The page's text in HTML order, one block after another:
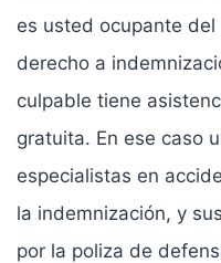
es usted ocupante
derecho a
culpable tiene
gratuita. En ese caso
especialistas en
la indemnización, y
por la poliza de